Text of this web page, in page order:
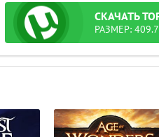
СКАЧАТЬ
РАЗМЕР: